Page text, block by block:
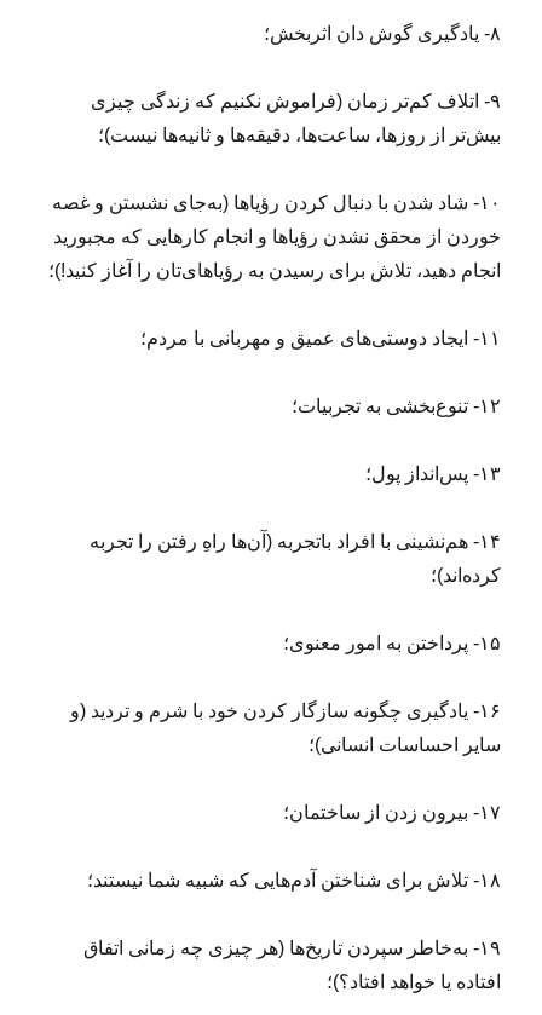
۸- یادگیری گوش دان اثربخش؛
۹- اتلاف کم‌تر زمان (فراموش نکنیم که زندگی چیزی
بیش‌تر از روزها، ساعت‌ها، دقیقه‌ها و ثانیه‌ها نیست)؛
۱۰- شاد شدن با دنبال کردن رؤیاها (به‌جای نشستن و غصه
خوردن از محقق نشدن رؤیاها و انجام کارهایی که مجبورید
انجام دهید، تلاش برای رسیدن به رؤیاهای‌تان را آغاز کنید!)؛
۱۱- ایجاد دوستی‌های عمیق و مهربانی با مردم؛
۱۲- تنوع‌بخشی به تجربیات؛
۱۳- پس‌انداز پول؛
۱۴- هم‌نشینی با افراد باتجربه (آن‌ها راهِ رفتن را تجربه
کرده‌اند)؛
۱۵- پرداختن به امور معنوی؛
۱۶- یادگیری چگونه سازگار کردن خود با شرم و تردید (و
سایر احساسات انسانی)؛
۱۷- بیرون زدن از ساختمان؛
۱۸- تلاش برای شناختن آدم‌هایی که شبیه شما نیستند؛
۱۹- به‌خاطر سپردن تاریخ‌ها (هر چیزی چه زمانی اتفاق
افتاده یا خواهد افتاد؟)؛